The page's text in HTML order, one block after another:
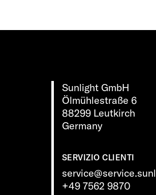
Sunlight GmbH
Ölmühlestraße 6
88299 Leutkirch
Germany
SERVIZIO CLIENTI
+49 7562 9870